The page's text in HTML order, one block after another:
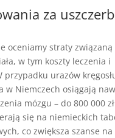
za
oceniamy straty związaną
w tym koszty leczenia i
przypadku urazów
w Niemczech osiągają
mózgu – do 800 000
się na niemieckich
co zwiększa szanse